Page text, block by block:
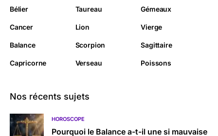
Bélier Taureau Gémeaux
Cancer Lion Vierge
Balance Scorpion Sagittaire
Capricorne Verseau Poissons
Nos récents sujets
HOROSCOPE
Pourquoi le Balance a-t-il une si mauvaise